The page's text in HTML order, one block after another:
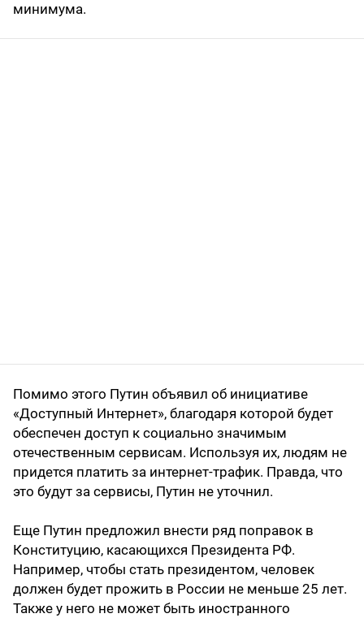
минимума.
Помимо этого Путин объявил об инициативе
«Доступный Интернет», благодаря которой будет
обеспечен доступ к социально значимым
отечественным сервисам. Используя их, людям не
придется платить за интернет-трафик. Правда, что
это будут за сервисы, Путин не уточнил.
Еще Путин предложил внести ряд поправок в
Конституцию, касающихся Президента РФ.
Например, чтобы стать президентом, человек
должен будет прожить в России не меньше 25 лет.
Также у него не может быть иностранного